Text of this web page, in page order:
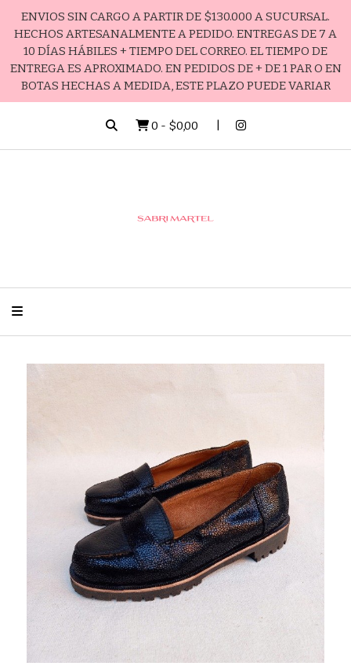
ENVIOS SIN CARGO A PARTIR DE $130.000 A SUCURSAL.
HECHOS ARTESANALMENTE A PEDIDO. ENTREGAS DE 7 A
10 DÍAS HÁBILES + TIEMPO DEL CORREO. EL TIEMPO DE
ENTREGA ES APROXIMADO. EN PEDIDOS DE + DE 1 PAR O EN
BOTAS HECHAS A MEDIDA, ESTE PLAZO PUEDE VARIAR
0 - $0,00